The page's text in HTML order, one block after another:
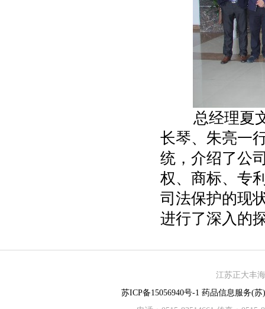
总经理夏文
长琴、朱亮一
统，介绍了公
权、商标、专
司法保护的现
进行了深入的
江苏正大丰
苏ICP备15056940号-1 药品信息服务(苏